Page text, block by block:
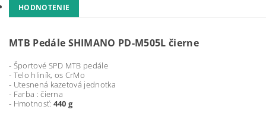
HODNOTENIE
MTB Pedále SHIMANO PD-M505L čierne
- Športové SPD MTB pedále
- Telo hliník, os CrMo
- Utesnená kazetová jednotka
- Farba : čierna
- Hmotnosť: 440 g